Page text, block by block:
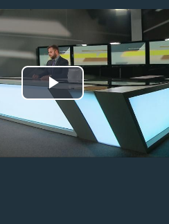
Odtwórz
wideo